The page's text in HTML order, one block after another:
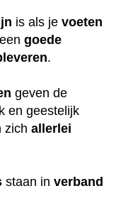
is als je voeten
goede
.
geven de
en geestelijk
zich allerlei
staan in verband